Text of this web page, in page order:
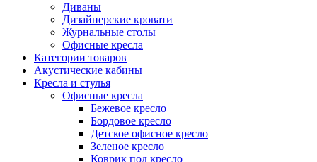
Диваны
Дизайнерские кровати
Журнальные столы
Офисные кресла
Категории товаров
Акустические кабины
Кресла и стулья
Офисные кресла
Бежевое кресло
Бордовое кресло
Детское офисное кресло
Зеленое кресло
Коврик под кресло